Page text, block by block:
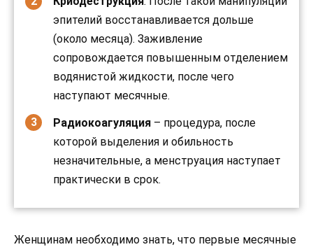
эпителий восстанавливается дольше
(около месяца). Заживление
сопровождается повышенным отделением
водянистой жидкости, после чего
наступают месячные.
Радиокоагуляция – процедура, после
которой выделения и обильность
незначительные, а менструация наступает
практически в срок.
Женщинам необходимо знать, что первые месячные